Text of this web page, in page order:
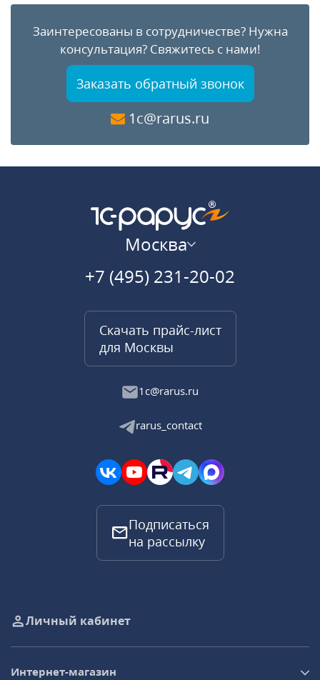
Заинтересованы в сотрудничестве?Нужна
консультация? Свяжитесь с нами!
Заказать обратный звонок
1c@rarus.ru
Москва
+7 (495) 231-20-02
Скачать прайс-лист
для Москвы
1c@rarus.ru
rarus_contact
Подписаться
на рассылку
Личный кабинет
Интернет-магазин